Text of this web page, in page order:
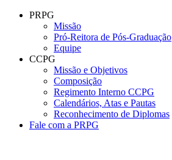
Conteúdo principal
PRPG
Missão
Pró-Reitora de Pós-Graduação
Equipe
CCPG
Missão e Objetivos
Composição
Regimento Interno CCPG
Calendários, Atas e Pautas
Reconhecimento de Diplomas
Fale com a PRPG